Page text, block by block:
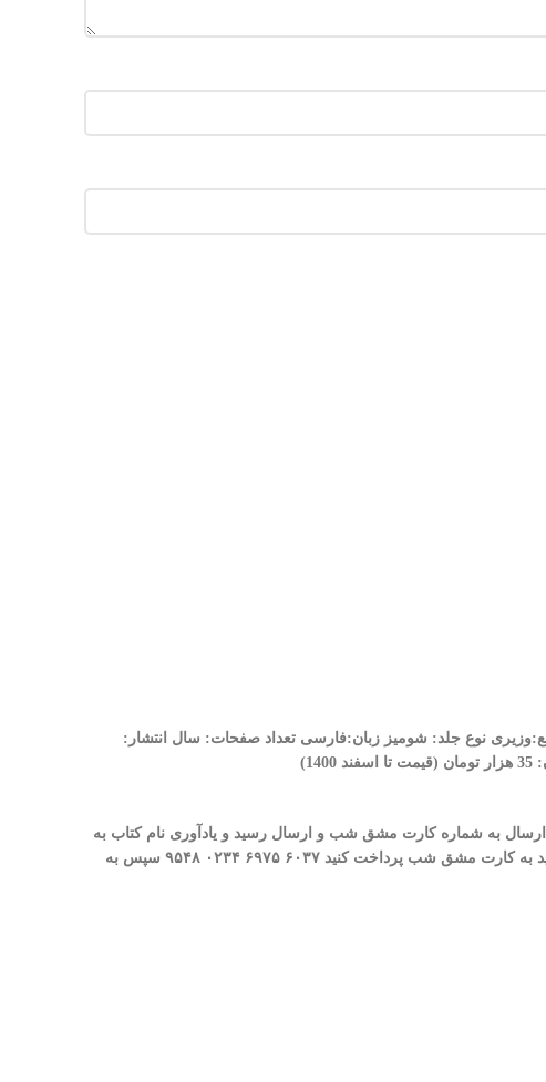
نوع جلد: شومیز زبان:فارسی تعداد صفحات: سال انتشار:
ارسال به شماره کارت مشق شب و ارسال رسید و یادآوری نام کتاب به
به کارت مشق شب پرداخت کنید ۶۰۳۷ ۶۹۷۵ ۰۲۳۴ ۹۵۴۸ سپس به